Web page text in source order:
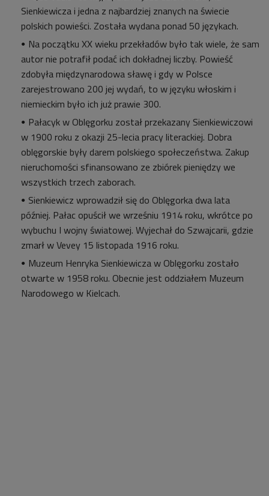
Sienkiewicza i jedna z najbardziej znanych na świecie
polskich powieści. Została wydana ponad 50 językach.
Na początku XX wieku przekładów było tak wiele, że sam
autor nie potrafił podać ich dokładnej liczby. Powieść
zdobyła międzynarodowa sławę i gdy w Polsce
zarejestrowano 200 jej wydań, to w języku włoskim i
niemieckim było ich już prawie 300.
Pałacyk w Oblęgorku został przekazany Sienkiewiczowi
w 1900 roku z okazji 25-lecia pracy literackiej. Dobra
oblęgorskie były darem polskiego społeczeństwa. Zakup
nieruchomości sfinansowano ze zbiórek pieniędzy we
wszystkich trzech zaborach.
Sienkiewicz wprowadził się do Oblęgorka dwa lata
później. Pałac opuścił we wrześniu 1914 roku, wkrótce po
wybuchu I wojny światowej. Wyjechał do Szwajcarii, gdzie
zmarł w Vevey 15 listopada 1916 roku.
Muzeum Henryka Sienkiewicza w Oblęgorku zostało
otwarte w 1958 roku. Obecnie jest oddziałem Muzeum
Narodowego w Kielcach.